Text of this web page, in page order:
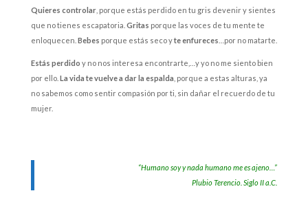
Quieres controlar, porque estás perdido en tu gris devenir y sientes
que no tienes escapatoria. Gritas porque las voces de tu mente te
enloquecen. Bebes porque estás seco yte enfureces …por no matarte.
Estás perdido y no nos interesa encontrarte,…y yo no me siento bien
por ello. La vida te vuelve a dar la espalda , porque a estas alturas, ya
no sabemos como sentir compasión por ti, sin dañar el recuerdo de tu
mujer.
“Humano soy y nada humano me es ajeno…”
Plubio Terencio. Siglo II a.C.